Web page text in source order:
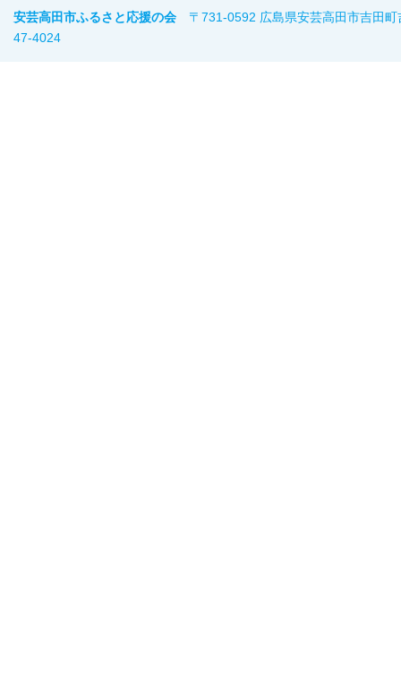
安芸高田市ふるさと応援の会 〒731-0592 広島県安芸高田市吉田
47-4024